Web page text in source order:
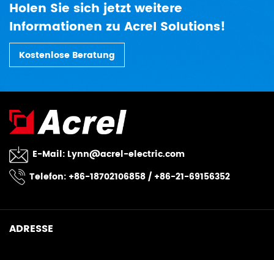
Holen Sie sich jetzt weitere
Informationen zu Acrel Solutions!
Kostenlose Beratung
E-Mail: Lynn@acrel-electric.com
Telefon: +86-18702106858 / +86-21-69156352
ADRESSE